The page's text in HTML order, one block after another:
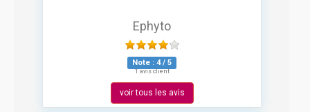
Ephyto
Note : 4/ 5
1 avis client
voir tous les avis